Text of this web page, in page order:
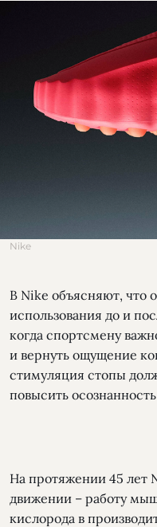
Nike
В Nike объясняют, что
использования до и
когда спортсмену
и вернуть ощущение
стимуляция стопы
повысить
На протяжении 45 лет
движении – работу
кислорода в